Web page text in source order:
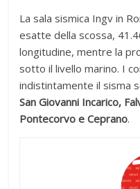
La sala sismica Ingv in
esatte della scossa,
longitudine, mentre la
sotto il livello marino. I
indistintamente il sisma
San Giovanni Incarico,
Pontecorvo e Ceprano.